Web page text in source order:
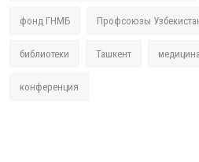
фонд ГНМБ Профсоюзы
библиотеки Ташкент медицина
конференция